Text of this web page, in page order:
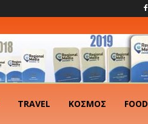
TRAVEL ΚΟΣΜΟΣ FOOD